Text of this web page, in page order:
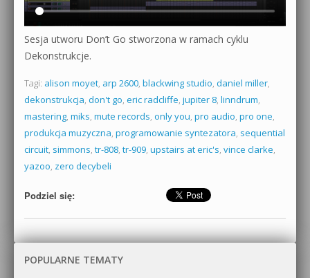
Sesja utworu Don’t Go stworzona w ramach cyklu
Dekonstrukcje.
Tagi: alison moyet, arp 2600, blackwing studio, daniel miller,
dekonstrukcja, don't go, eric radcliffe, jupiter 8, linndrum,
mastering, miks, mute records, only you, pro audio, pro one,
produkcja muzyczna, programowanie syntezatora, sequential
circuit, simmons, tr-808, tr-909, upstairs at eric's, vince clarke,
yazoo, zero decybeli
Podziel się:
POPULARNE TEMATY